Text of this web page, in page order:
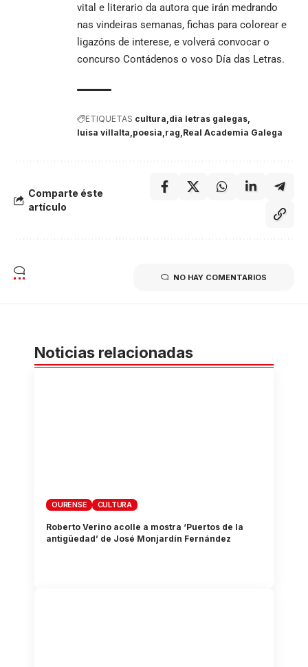
vital e literario da autora que irán medrando
nas vindeiras semanas, fichas para colorear e
ligazóns de interese, e volverá convocar o
concurso Contádenos o voso Día das Letras.
ETIQUETAS cultura dia letras galegas
luisa villalta poesia rag Real Academia Galega
Comparte éste
artículo
NO HAY COMENTARIOS
Noticias relacionadas
OURENSE CULTURA
Roberto Verino acolle a mostra ‘Puertos de la
antigüedad’ de José Monjardín Fernández